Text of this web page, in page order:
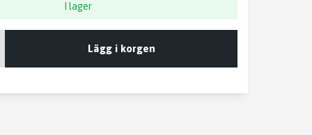
I lager
Lägg i korgen